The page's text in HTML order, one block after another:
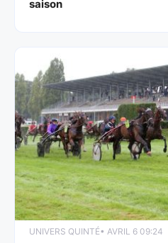
saison
UNIVERS QUINTÉ• AVRIL 6 09:24